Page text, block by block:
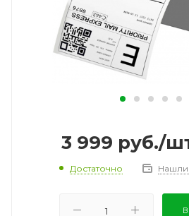
3 999 руб./
Достаточно Нашли